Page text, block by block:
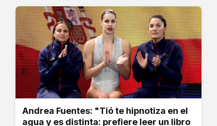
Andrea Fuentes: "Tió te hipnotiza en el
agua y es distinta: prefiere leer un libro